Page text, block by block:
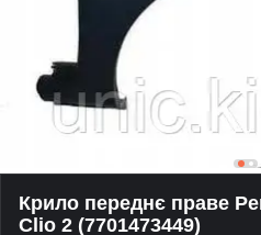
Крило переднє праве
Clio 2 (7701473449)